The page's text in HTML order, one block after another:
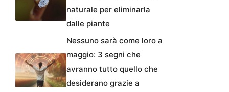
naturale per eliminarla
dalle piante
Nessuno sarà come loro a
maggio: 3 segni che
avranno tutto quello che
desiderano grazie a